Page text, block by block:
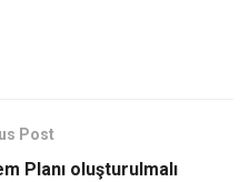
Post
Planı oluşturulmalı